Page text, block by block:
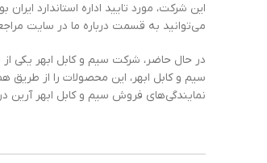
این شرکت، مورد تایید اداره استاندارد
می‌توانید به قسمت درباره ما در سایت
در حال حاضر، شرکت سیم و کابل ابهر یکی از
نمایندگی‌های فروش سیم و کابل ابهر آرین